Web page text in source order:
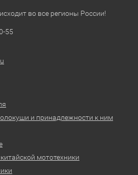
во все регионы России!
55
и принадлежности к ним
мототехники